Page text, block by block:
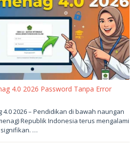
4.0 2026 Password Tanpa Error
4.0 2026 – Pendidikan di bawah naungan
Republik Indonesia terus mengalami
…